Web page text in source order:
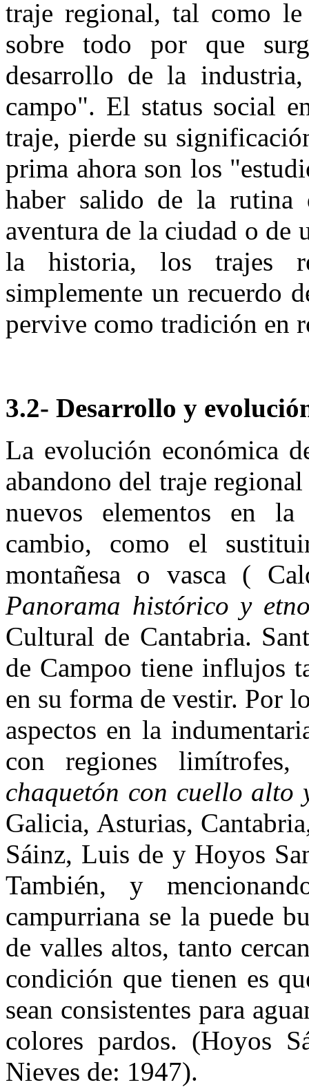
traje regional, tal como le
sobre todo por que
desarrollo de la
campo". El status social
traje, pierde su
prima ahora son los
haber salido de la
aventura de la ciudad o de
la historia, los trajes
simplemente un recuerdo
pervive como tradición en
3.2- Desarrollo y
La evolución económica
abandono del traje
nuevos elementos en
cambio, como el
montañesa o vasca (
Panorama histórico y
Cultural de Cantabria.
de Campoo tiene influjos
en su forma de vestir. Por
aspectos en la
con regiones
chaquetón con cuello
Galicia, Asturias,
Sáinz, Luis de y Hoyos
También, y
campurriana se la puede
de valles altos, tanto
condición que tienen es
sean consistentes para
colores pardos. (Hoyos
Nieves de: 1947).